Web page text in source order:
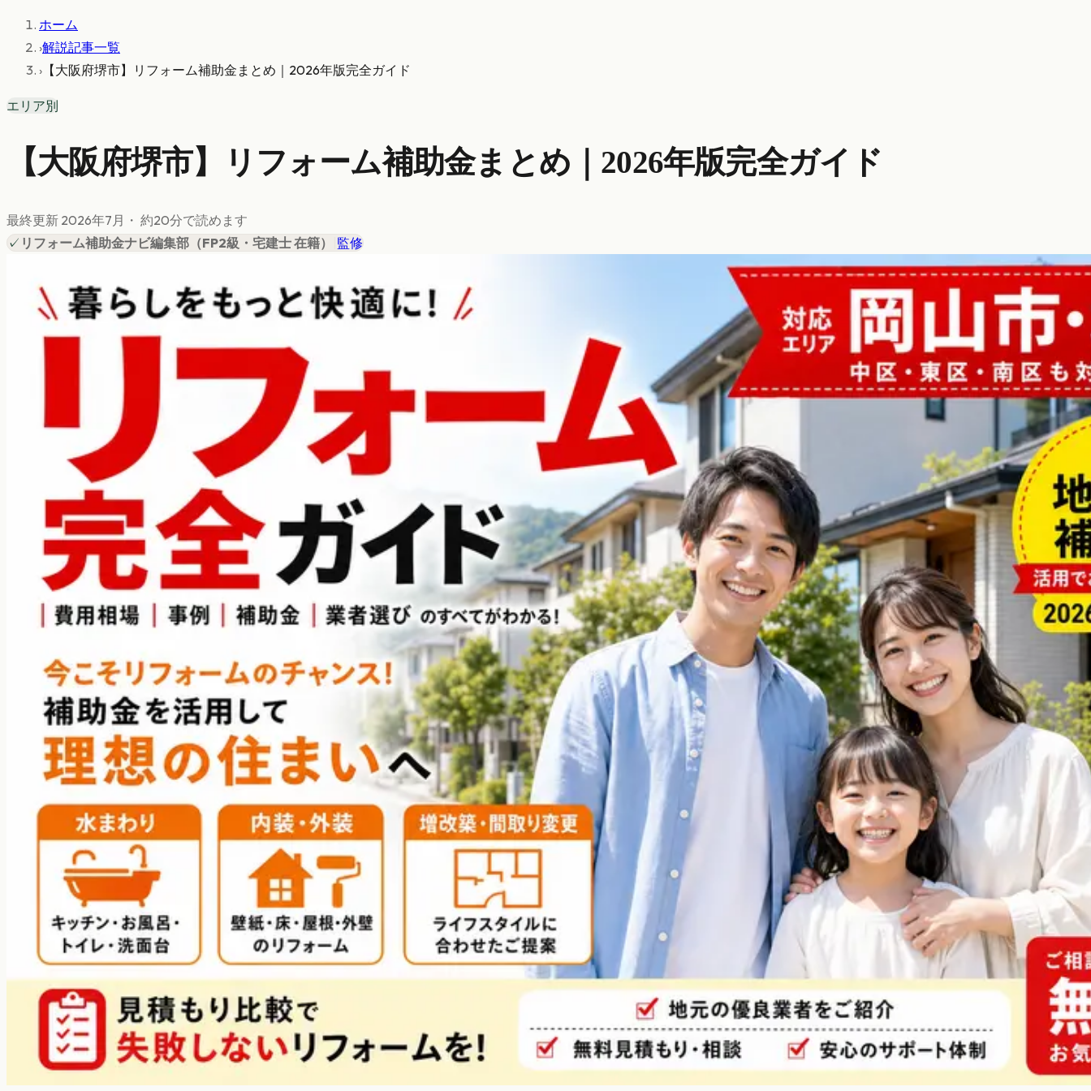
ホーム
›解説記事一覧
› 【大阪府堺市】リフォーム補助金まとめ｜2026年版完全ガイド
エリア別
【大阪府堺市】リフォーム補助金まとめ｜2026年版完全ガイド
最終更新 2026年7月 ・ 約20分で読めます
✓ リフォーム補助金ナビ編集部 （FP2級・宅建士 在籍） 監修